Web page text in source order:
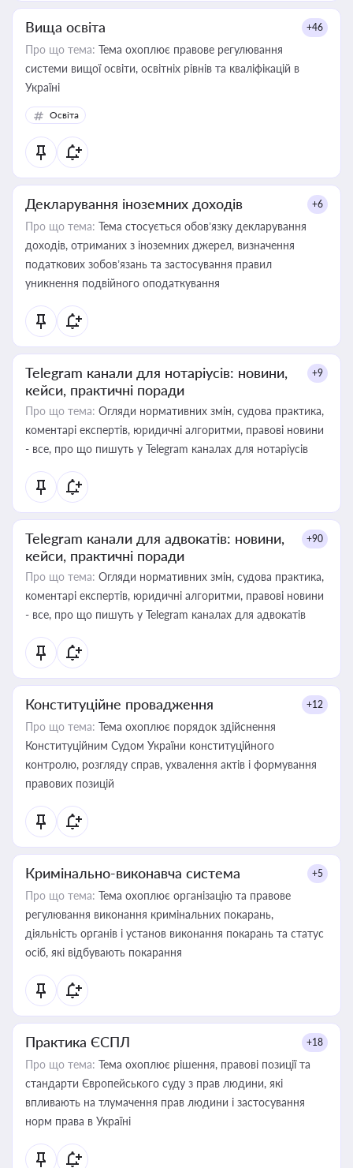
Вища освіта +46
Про що тема: Тема охоплює правове регулювання
системи вищої освіти, освітніх рівнів та кваліфікацій в
Україні
Освіта
Декларування іноземних доходів +6
Про що тема: Тема стосується обов’язку декларування
доходів, отриманих з іноземних джерел, визначення
податкових зобов’язань та застосування правил
уникнення подвійного оподаткування
Telegram канали для нотаріусів: новини,
кейси, практичні поради
+9
Про що тема: Огляди нормативних змін, судова практика,
коментарі експертів, юридичні алгоритми, правові новини
- все, про що пишуть у Telegram каналах для нотаріусів
Telegram канали для адвокатів: новини,
кейси, практичні поради
+90
Про що тема: Огляди нормативних змін, судова практика,
коментарі експертів, юридичні алгоритми, правові новини
- все, про що пишуть у Telegram каналах для адвокатів
Конституційне провадження +12
Про що тема: Тема охоплює порядок здійснення
Конституційним Судом України конституційного
контролю, розгляду справ, ухвалення актів і формування
правових позицій
Кримінально-виконавча система +5
Про що тема: Тема охоплює організацію та правове
регулювання виконання кримінальних покарань,
діяльність органів і установ виконання покарань та статус
осіб, які відбувають покарання
Практика ЄСПЛ +18
Про що тема: Тема охоплює рішення, правові позиції та
стандарти Європейського суду з прав людини, які
впливають на тлумачення прав людини і застосування
норм права в Україні